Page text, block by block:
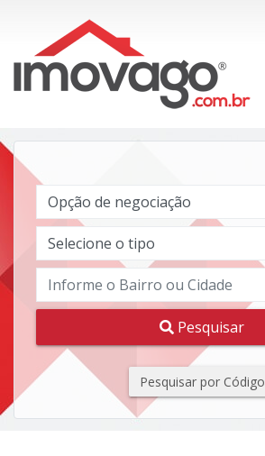
Pesquisar
Pesquisar por Código